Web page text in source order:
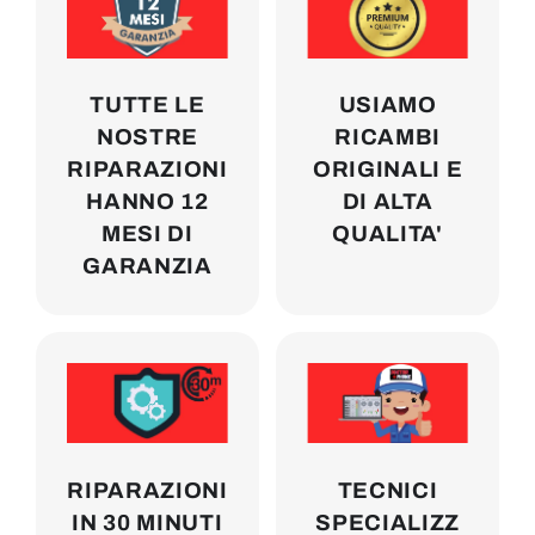
TUTTE LE
NOSTRE
RIPARAZIONI
HANNO 12
MESI DI
GARANZIA
USIAMO
RICAMBI
ORIGINALI E
DI ALTA
QUALITA'
RIPARAZIONI
IN 30 MINUTI
TECNICI
SPECIALIZZ